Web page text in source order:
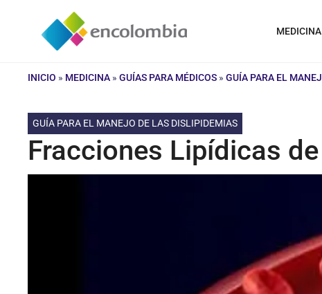
contenido
MEDICINA
INICIO » MEDICINA » GUÍAS PARA MÉDICOS » GUÍA PARA EL
GUÍA PARA EL MANEJO DE LAS DISLIPIDEMIAS
Fracciones Lipídicas